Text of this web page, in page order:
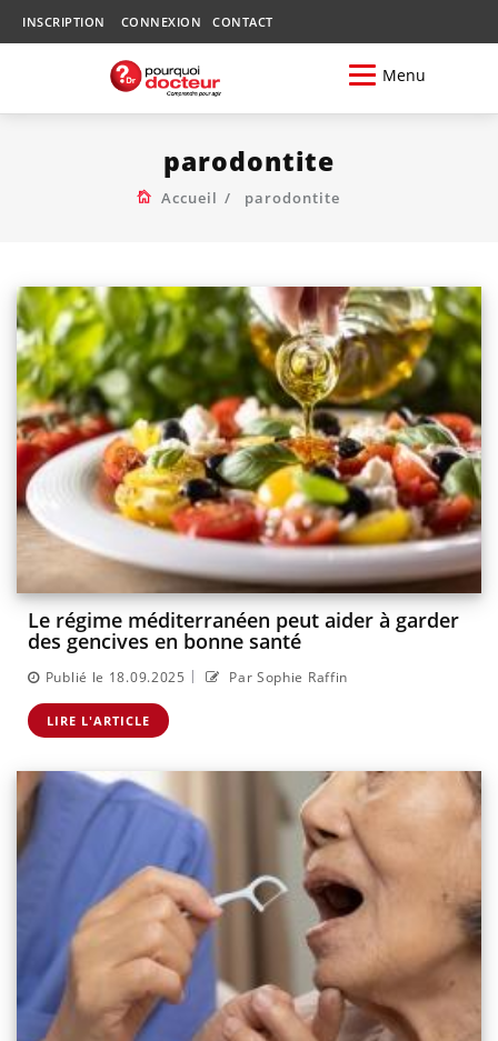
INSCRIPTION CONNEXION CONTACT
Menu
parodontite
Accueil parodontite
Le régime méditerranéen peut aider à garder
des gencives en bonne santé
Publié le 18.09.2025 | Par Sophie Raffin
LIRE L'ARTICLE